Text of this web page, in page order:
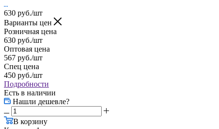
630 руб./шт
Варианты цен
Розничная цена
630 руб./шт
Оптовая цена
567 руб./шт
Спец цена
450 руб./шт
Подробности
Есть в наличии
Нашли дешевле?
В корзину